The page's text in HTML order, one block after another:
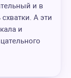
и в
А эти
и